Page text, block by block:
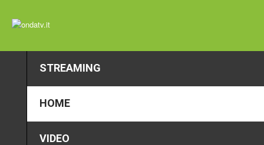
STREAMING
HOME
VIDEO